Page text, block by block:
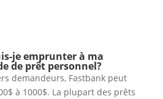
je emprunter à ma
de prêt personnel?
demandeurs, Fastbank peut
à 1000$. La plupart des prêts